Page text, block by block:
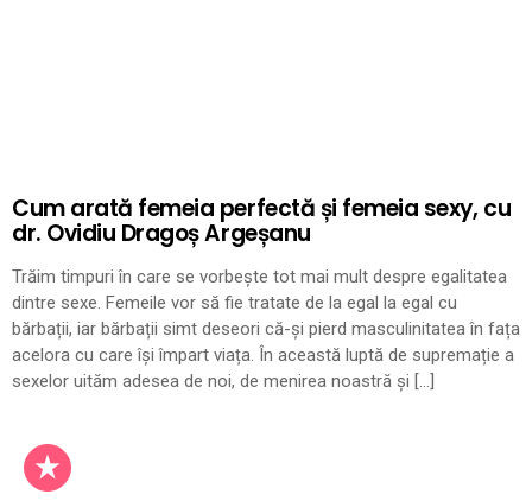
Cum arată femeia perfectă și femeia sexy, cu
dr. Ovidiu Dragoș Argeșanu
Trăim timpuri în care se vorbește tot mai mult despre egalitatea
dintre sexe. Femeile vor să fie tratate de la egal la egal cu
bărbații, iar bărbații simt deseori că-și pierd masculinitatea în fața
acelora cu care își împart viața. În această luptă de supremație a
sexelor uităm adesea de noi, de menirea noastră și […]